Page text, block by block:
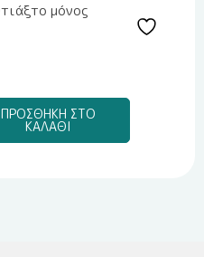
μόνος
ΠΡΟΣΘΗΚΗ ΣΤΟ
ΚΑΛΑΘΙ